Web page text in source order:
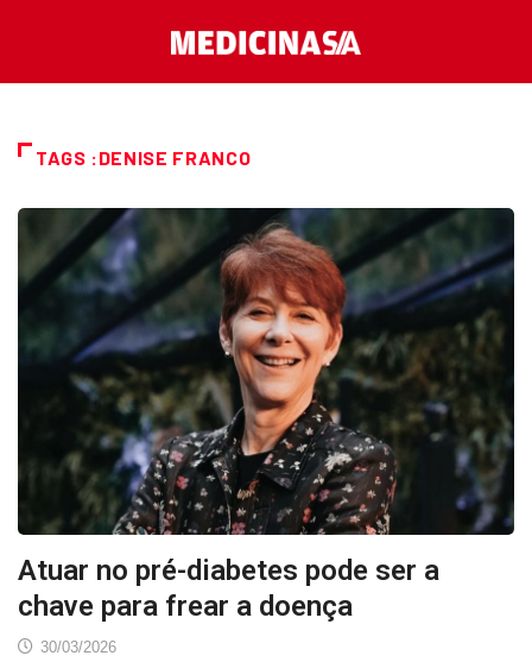
TAGS :DENISE FRANCO
Atuar no pré-diabetes pode ser a
chave para frear a doença
30/03/2026